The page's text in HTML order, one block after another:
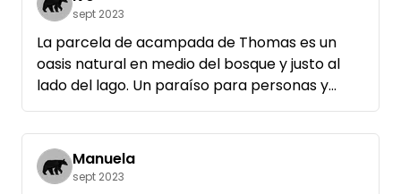
tuve una estancia corta y agradable.
sept 2023
La parcela de acampada de Thomas es un
oasis natural en medio del bosque y justo al
lado del lago. Un paraíso para personas y
perros :)
Se trata de un paraje natural prácticamente
virgen, pero totalmente ordenado y cuidado.
Hay un aseo portátil, electricidad y un punto
Manuela
sept 2023